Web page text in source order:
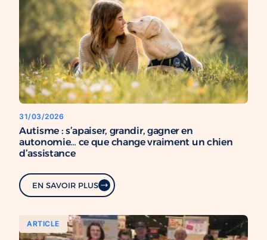
31/03/2026
Autisme : s’apaiser, grandir, gagner en
autonomie… ce que change vraiment un chien
d’assistance
EN SAVOIR PLUS
ARTICLE